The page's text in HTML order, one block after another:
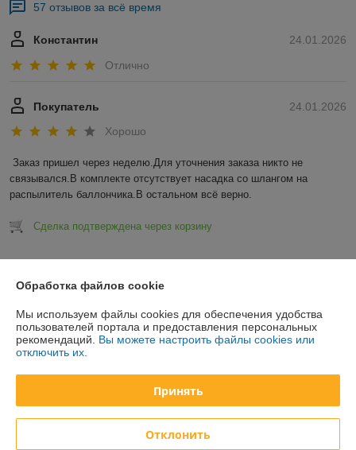
57 отзывов за всё время
24.01.2026
Константин
Отлично
24.01.2026
Покупатель
Хорошо
Заказ пришел через неделю.Для уточнения заказа никто не
связывался.В комплекте отсутствует насадка со шлангом на
распылитель баллончика.В остальном всё верно.
Сделка подтверждена через корзину
О нас
Контакты
Обработка файлов cookie
Мы используем файлы cookies для обеспечения удобства
пользователей портала и предоставления персональных
рекомендаций. Вы можете настроить файлы cookies или
отключить их.
Принять
Отклонить